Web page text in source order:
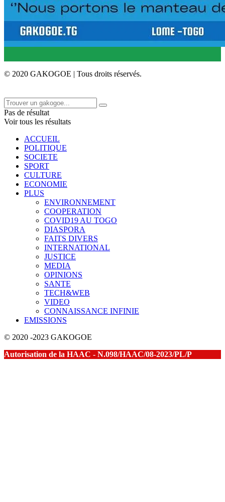
© 2020 GAKOGOE | Tous droits réservés.
Pas de résultat
Voir tous les résultats
ACCUEIL
POLITIQUE
SOCIETE
SPORT
CULTURE
ECONOMIE
PLUS
ENVIRONNEMENT
COOPERATION
COVID19 AU TOGO
DIASPORA
FAITS DIVERS
INTERNATIONAL
JUSTICE
MEDIA
OPINIONS
SANTE
TECH&WEB
VIDEO
CONNAISSANCE INFINIE
EMISSIONS
© 2020 -2023 GAKOGOE
Autorisation de la HAAC - N.098/HAAC/08-2023/PL/P